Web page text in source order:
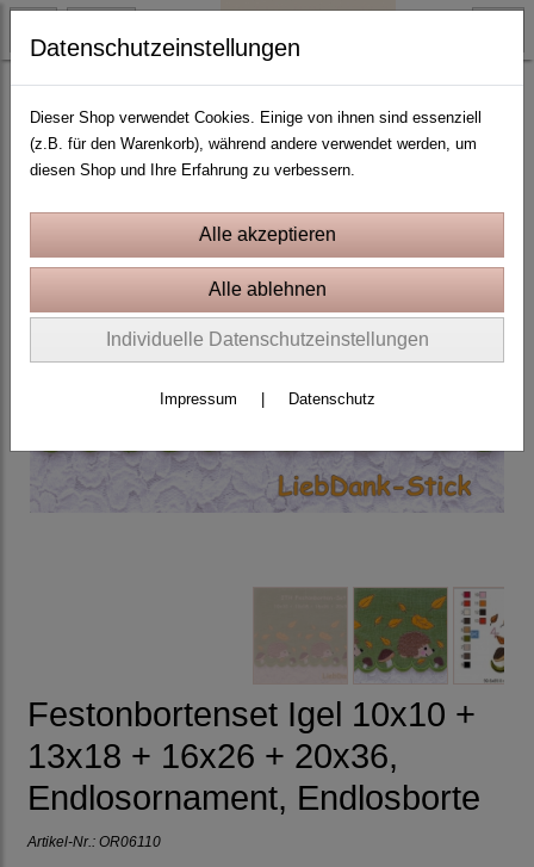
ITH Stickprojekte In the Hoop
Festonbortenset Igel 10x10 +
13x18 + 16x26 + 20x36,
Endlosornament, Endlosborte
Artikel-Nr.: OR06110
Datenschutzeinstellungen
Dieser Shop verwendet Cookies. Einige von ihnen sind essenziell
(z.B. für den Warenkorb), während andere verwendet werden, um
diesen Shop und Ihre Erfahrung zu verbessern.
Individuelle Datenschutzeinstellungen
Impressum Datenschutz